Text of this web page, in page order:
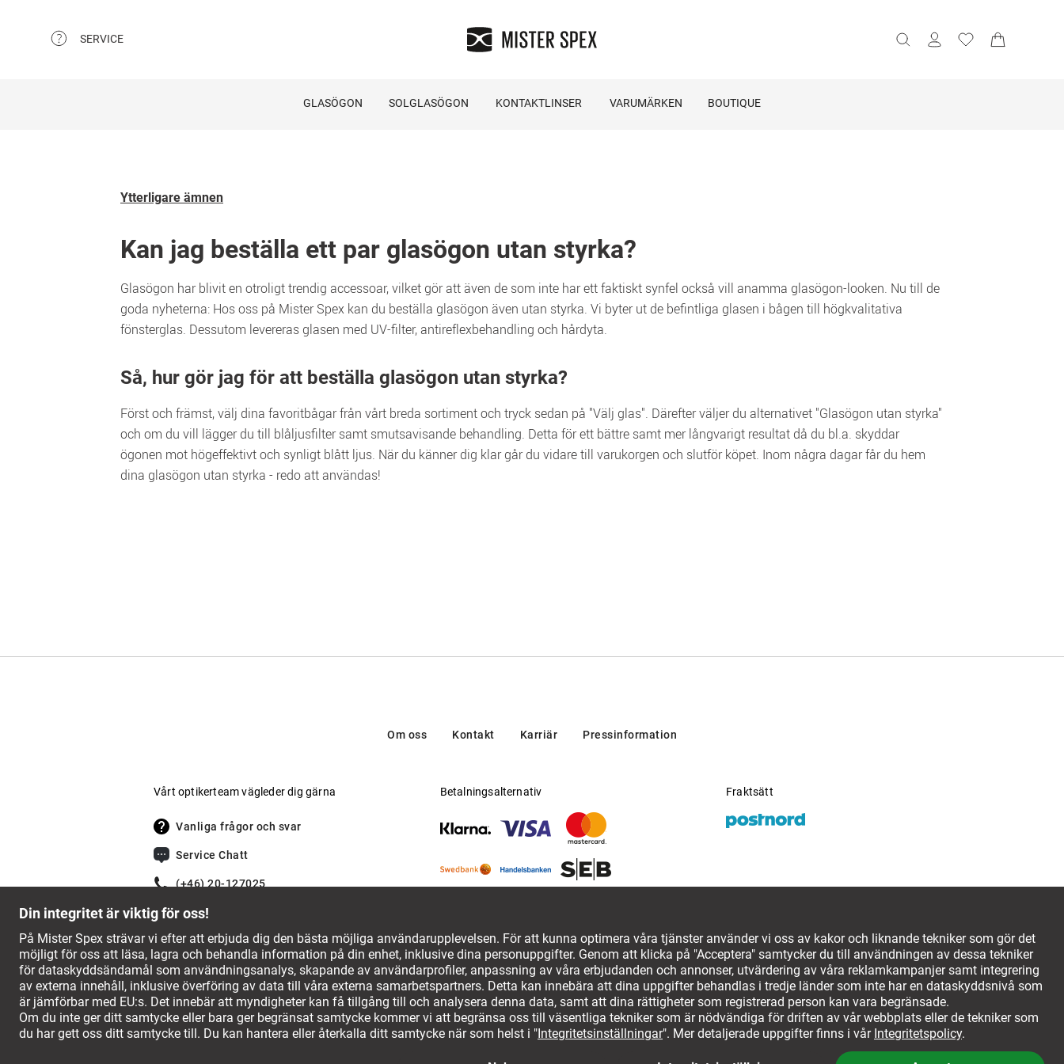
SERVICE
GLASÖGON SOLGLASÖGON KONTAKTLINSER VARUMÄRKEN BOUTIQUE
Ytterligare ämnen
Kan jag beställa ett par glasögon utan styrka?
Glasögon har blivit en otroligt trendig accessoar, vilket gör att även de som inte har ett faktiskt synfel också vill anamma glasögon-looken. Nu till de
goda nyheterna: Hos oss på Mister Spex kan du beställa glasögon även utan styrka. Vi byter ut de befintliga glasen i bågen till högkvalitativa
fönsterglas. Dessutom levereras glasen med UV-filter, antireflexbehandling och hårdyta.
Så, hur gör jag för att beställa glasögon utan styrka?
Först och främst, välj dina favoritbågar från vårt breda sortiment och tryck sedan på "Välj glas". Därefter väljer du alternativet "Glasögon utan styrka"
och om du vill lägger du till blåljusfilter samt smutsavisande behandling. Detta för ett bättre samt mer långvarigt resultat då du bl.a. skyddar
ögonen mot högeffektivt och synligt blått ljus. När du känner dig klar går du vidare till varukorgen och slutför köpet. Inom några dagar får du hem
dina glasögon utan styrka - redo att användas!
Om oss Kontakt Karriär Pressinformation
Vårt optikerteam vägleder dig gärna
Vanliga frågor och svar
Service Chatt
(+46) 20-127025
Betalningsalternativ Fraktsätt
© 2008-2026, Mister Spex SE, Med ensamrätt
Köpvillkor Rättsligt meddelande Integritetspolicy
Ångra avtalet här Inställningar för cookies